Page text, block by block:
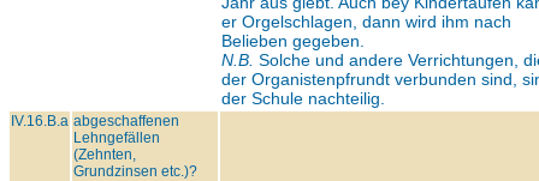
er Orgelschlagen, dann wird ihm nach
Belieben gegeben.
N.B. Solche und andere Verrichtungen,
der Organistenpfrundt verbunden sind,
der Schule nachteilig.
IV.16.B.a abgeschaffenen
Lehngefällen
(Zehnten,
Grundzinsen etc.)?